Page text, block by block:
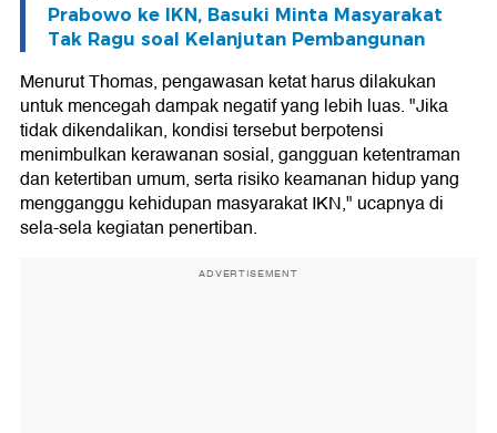
Prabowo ke IKN, Basuki Minta Masyarakat
Tak Ragu soal Kelanjutan Pembangunan
Menurut Thomas, pengawasan ketat harus dilakukan
untuk mencegah dampak negatif yang lebih luas. "Jika
tidak dikendalikan, kondisi tersebut berpotensi
menimbulkan kerawanan sosial, gangguan ketentraman
dan ketertiban umum, serta risiko keamanan hidup yang
mengganggu kehidupan masyarakat IKN," ucapnya di
sela-sela kegiatan penertiban.
ADVERTISEMENT